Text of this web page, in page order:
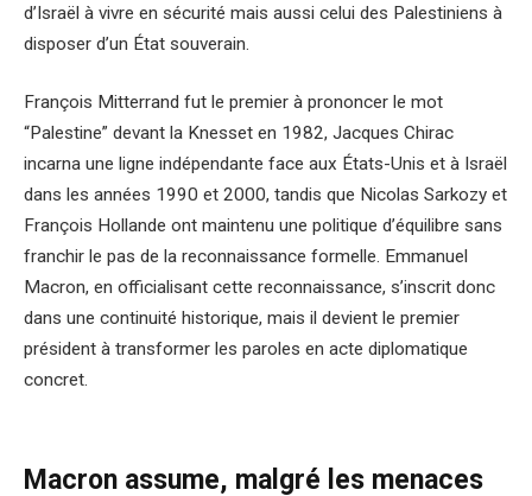
d’Israël à vivre en sécurité mais aussi celui des Palestiniens à
disposer d’un État souverain.
François Mitterrand fut le premier à prononcer le mot
“Palestine” devant la Knesset en 1982, Jacques Chirac
incarna une ligne indépendante face aux États-Unis et à Israël
dans les années 1990 et 2000, tandis que Nicolas Sarkozy et
François Hollande ont maintenu une politique d’équilibre sans
franchir le pas de la reconnaissance formelle. Emmanuel
Macron, en officialisant cette reconnaissance, s’inscrit donc
dans une continuité historique, mais il devient le premier
président à transformer les paroles en acte diplomatique
concret.
Macron assume, malgré les menaces